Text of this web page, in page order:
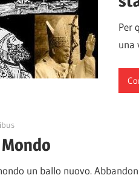
Per
una
un ballo nuovo.